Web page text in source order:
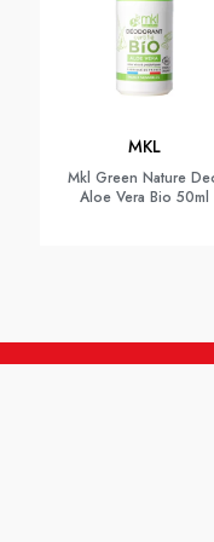
MKL
Mkl Green Nature
Aloe Vera Bio 50ml